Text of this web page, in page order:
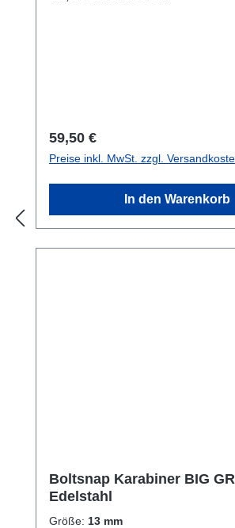
Regulärer Preis:
59,50 €
Preise inkl. MwSt. zzgl.
In den Warenkorb
Boltsnap Karabiner BIG
Edelstahl
Größe: 13 mm